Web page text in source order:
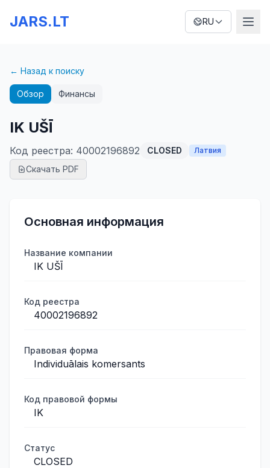
JARS.LT RU
← Назад к поиску
Обзор Финансы
IK UŠĪ
Код реестра: 40002196892 CLOSED Латвия
Скачать PDF
Основная информация
Название компании
IK UŠĪ
Код реестра
40002196892
Правовая форма
Individuālais komersants
Код правовой формы
IK
Статус
CLOSED